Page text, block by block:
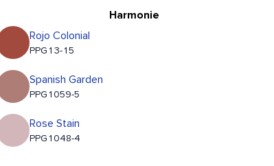
Harmonie
Rojo Colonial
PPG13-15
Spanish Garden
PPG1059-5
Rose Stain
PPG1048-4